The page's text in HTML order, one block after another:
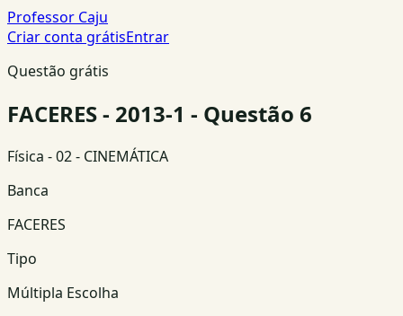
Professor Caju
Criar conta grátisEntrar
Questão grátis
FACERES - 2013-1 - Questão 6
Física - 02 - CINEMÁTICA
Banca
FACERES
Tipo
Múltipla Escolha